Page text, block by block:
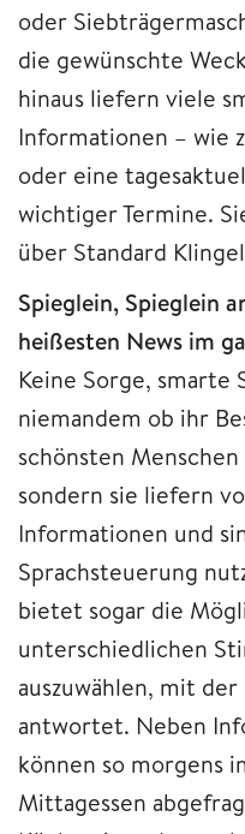
oder
die gewünschte
hinaus liefern viele
Informationen – wie
oder eine
wichtiger Termine.
über Standard
Spieglein, Spieglein
heißesten News im
Keine Sorge, smarte
niemandem ob ihr
schönsten
sondern sie liefern
Informationen und
Sprachsteuerung
bietet sogar die
unterschiedlichen
auszuwählen, mit
antwortet. Neben
können so morgens
Mittagessen